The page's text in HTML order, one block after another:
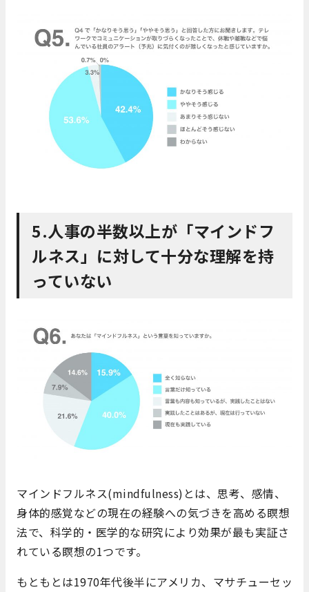
5.人事の半数以上が「マインドフ
ルネス」に対して十分な理解を持
っていない
マインドフルネス(mindfulness)とは、思考、感情、
身体的感覚などの現在の経験への気づきを高める瞑想
法で、科学的・医学的な研究により効果が最も実証さ
れている瞑想の1つです。
もともとは1970年代後半にアメリカ、マサチューセッ